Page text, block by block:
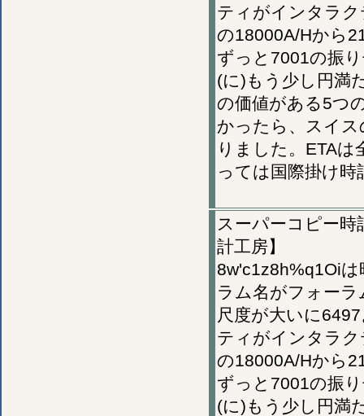
ティがインタラ
の18000A/Hから
ずっと7001の振
(に)もう少し円満
の価値がある5つ
かったら、スイ
りました。ETA
っては国際掛け
スーパーコピー
計工房】
8w'c1z8h%q1Oi
ラム名がフォー
尺度が大いに
ティがインタラ
の18000A/Hから
ずっと7001の振
(に)もう少し円満